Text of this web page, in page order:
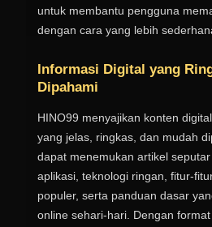
untuk membantu pengguna
dengan cara yang lebih
Informasi Digital yang
Dipahami
HINO99 menyajikan konten
yang jelas, ringkas, dan mudah
dapat menemukan artikel
aplikasi, teknologi ringan, fitur-
populer, serta panduan dasar
online sehari-hari. Dengan